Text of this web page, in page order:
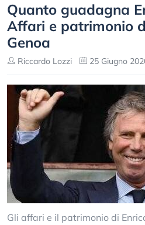
Quanto guadagna
Affari e patrimonio
Genoa
Riccardo Lozzi 25 Giugno
Gli affari e il patrimonio di